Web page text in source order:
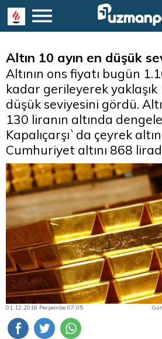
Altın 10 ayın en düşük
Altının ons fiyatı bugün
kadar gerileyerek yaklaşık
düşük seviyesini gördü.
130 liranın altında
Kapalıçarşı`da çeyrek
Cumhuriyet altını 868
01.12.2016 Perşembe 07:05